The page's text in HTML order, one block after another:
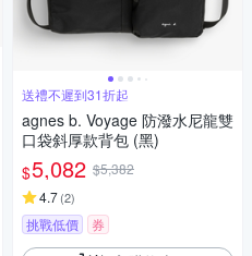
送禮不遲到31折起
agnes b. Voyage 防潑水尼龍雙
口袋斜厚款背包 (黑)
$5,082 $5,382
4.7(2)
挑戰低價 券